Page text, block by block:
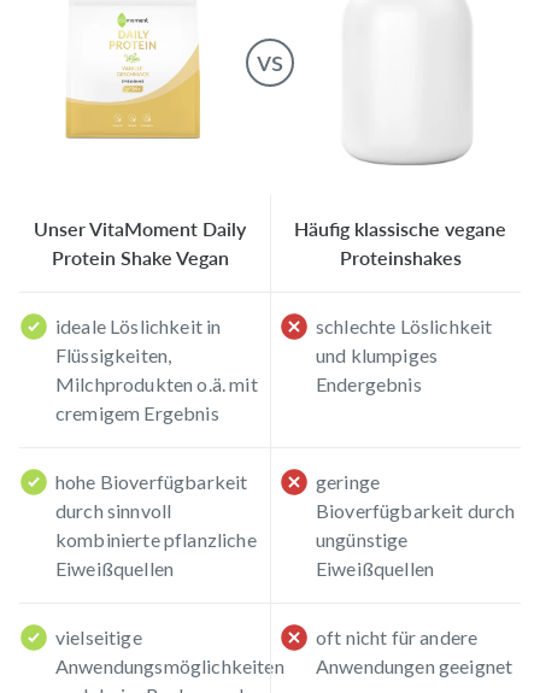
vs
Unser VitaMoment Daily
Protein Shake Vegan
Häufig klassische vegane
Proteinshakes
ideale Löslichkeit in
Flüssigkeiten,
Milchprodukten o.ä. mit
cremigem Ergebnis
schlechte Löslichkeit
und klumpiges
Endergebnis
hohe Bioverfügbarkeit
durch sinnvoll
kombinierte pflanzliche
Eiweißquellen
geringe
Bioverfügbarkeit durch
ungünstige
Eiweißquellen
vielseitige
Anwendungsmöglichkeiten
oft nicht für andere
Anwendungen geeignet